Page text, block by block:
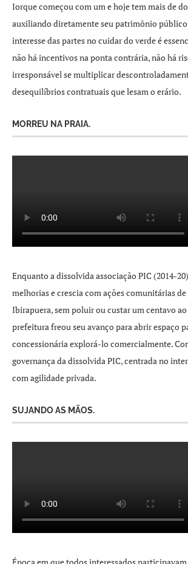
Iorque começou com um e hoje tem mais de
auxiliando diretamente seu patrimônio
interesse das partes no cuidar do verde é
não há incentivos na ponta contrária, não há
irresponsável se multiplicar
desequilíbrios contratuais que lesam o erário.
MORREU NA PRAIA.
Enquanto a dissolvida associação PIC (2014-
melhorias e crescia com ações comunitárias
Ibirapuera, sem poluir ou custar um centavo
prefeitura freou seu avanço para abrir espaço
concessionária explorá-lo comercialmente.
governança da dissolvida PIC, centrada no
com agilidade privada.
SUJANDO AS MÃOS.